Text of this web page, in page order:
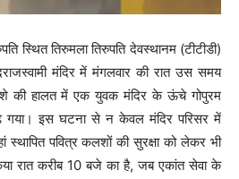
स्थित तिरुमला तिरुपति देवस्थानम (टीटीडी)
मंदिर में मंगलवार की रात उस समय
की हालत में एक युवक मंदिर के ऊंचे गोपुरम
इस घटना से न केवल मंदिर परिसर में
पवित्र कलशों की सुरक्षा को लेकर भी
रात करीब 10 बजे का है, जब एकांत सेवा के